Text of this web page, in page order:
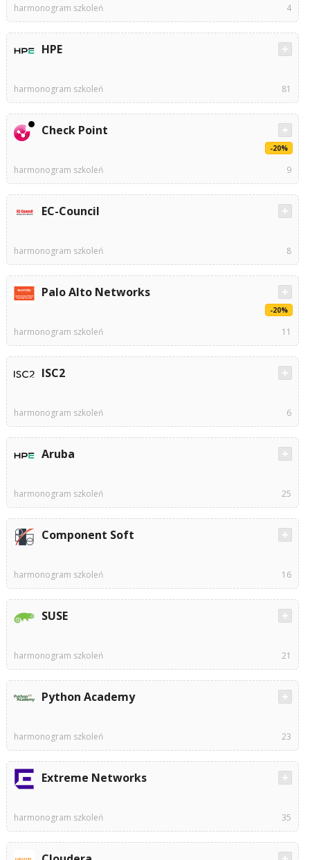
harmonogram szkoleń 4
HPE
harmonogram szkoleń 81
Check Point
-20%
harmonogram szkoleń 9
EC-Council
harmonogram szkoleń 8
Palo Alto Networks
-20%
harmonogram szkoleń 11
ISC2
harmonogram szkoleń 6
Aruba
harmonogram szkoleń 25
Component Soft
harmonogram szkoleń 16
SUSE
harmonogram szkoleń 21
Python Academy
harmonogram szkoleń 23
Extreme Networks
harmonogram szkoleń 35